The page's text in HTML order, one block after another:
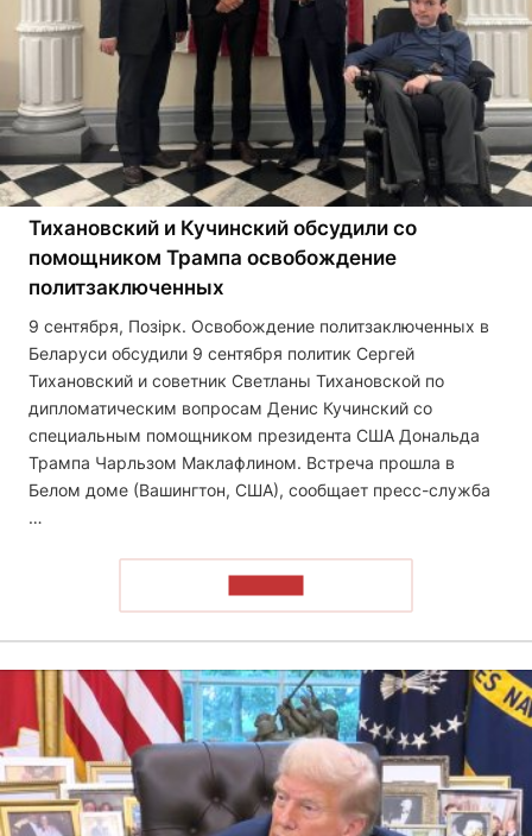
Тихановский и Кучинский обсудили со
помощником Трампа освобождение
политзаключенных
9 сентября, Позірк. Освобождение политзаключенных в
Беларуси обсудили 9 сентября политик Сергей
Тихановский и советник Светланы Тихановской по
дипломатическим вопросам Денис Кучинский со
специальным помощником президента США Дональда
Трампа Чарльзом Маклафлином. Встреча прошла в
Белом доме (Вашингтон, США), сообщает пресс-служба
…